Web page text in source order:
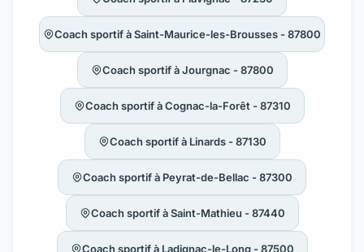
Coach sportif à Saint-Maurice-les-Brousses - 87800
Coach sportif à Jourgnac - 87800
Coach sportif à Cognac-la-Forêt - 87310
Coach sportif à Linards - 87130
Coach sportif à Peyrat-de-Bellac - 87300
Coach sportif à Saint-Mathieu - 87440
Coach sportif à Ladignac-le-Long - 87500